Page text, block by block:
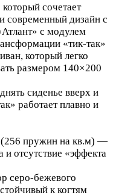
сочетает
современный дизайн с
с модулем
«тик-так»
который легко
размером 140×200
сиденье вверх и
работает плавно и
пружин на кв.м) —
отсутствие «эффекта
серо-бежевого
к когтям